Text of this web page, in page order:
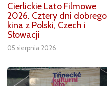
Cierlickie Lato Filmowe
2026. Cztery dni dobrego
kina z Polski, Czech i
Słowacji
05 sierpnia 2026